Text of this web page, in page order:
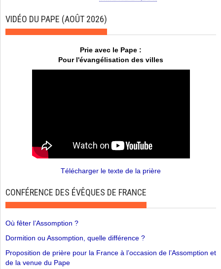
VIDÉO DU PAPE (AOÛT 2026)
Prie avec le Pape :
Pour l'évangélisation des villes
Télécharger le texte de la prière
CONFÉRENCE DES ÉVÊQUES DE FRANCE
Où fêter l’Assomption ?
Dormition ou Assomption, quelle différence ?
Proposition de prière pour la France à l’occasion de l’Assomption et
de la venue du Pape